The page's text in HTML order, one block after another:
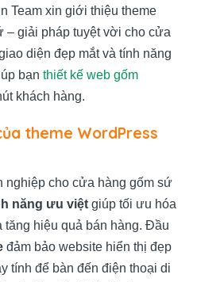
Team xin giới thiệu theme
– giải pháp tuyệt vời cho cửa
diện đẹp mắt và tính năng
bạn thiết kế web gốm
khách hàng.
theme WordPress
nghiệp cho cửa hàng gốm sứ
năng ưu việt giúp tối ưu hóa
hiệu quả bán hàng. Đầu
đảm bảo website hiển thị đẹp
tính để bàn đến điện thoại di